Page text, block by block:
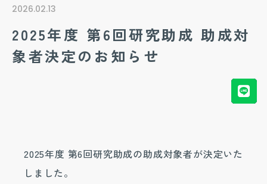
2026.02.13
2025年度 第6回研究助成 助成対
象者決定のお知らせ
2025年度 第6回研究助成の助成対象者が決定いた
しました。